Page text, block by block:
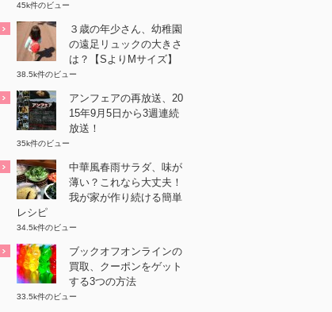
45k件のビュー
３歳の年少さん、幼稚園
の遠足リュックの大きさ
は？【SよりMサイズ】
38.5k件のビュー
アンフェアの再放送、20
15年9月5日から3週連続
放送！
35k件のビュー
中華風春雨サラダ、味が
薄い？これなら大丈夫！
我が家が作り続ける簡単
レシピ
34.5k件のビュー
ブックオフオンラインの
買取、クーポンをゲット
する3つの方法
33.5k件のビュー